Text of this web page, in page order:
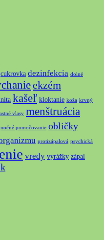
cukrovka dezinfekcia dolné
ekzém
kašeľ kloktanie koža krvný
vlasy menštruácia
nočné pomočovanie obličky
protizápalová psychická
vredy vyrážky zápal